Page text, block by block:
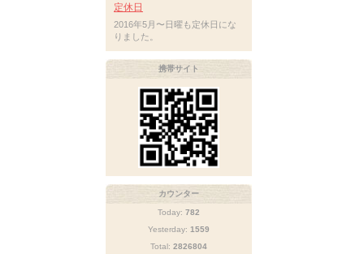
定休日
2016年5月〜日曜も定休日にな
りました。
携帯サイト
カウンター
Today: 782
Yesterday: 1559
Total: 2826804